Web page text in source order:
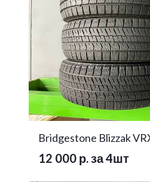
Bridgestone Blizzak
12 000 р. за 4шт